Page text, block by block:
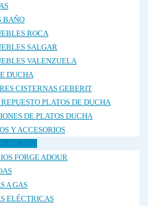
BAÑO
ROCA
SALGAR
VALENZUELA
DUCHA
CISTERNAS GEBERIT
PLATOS DE DUCHA
DE PLATOS DUCHA
Y ACCESORIOS
FORGE ADOUR
A GAS
ELÉCTRICAS